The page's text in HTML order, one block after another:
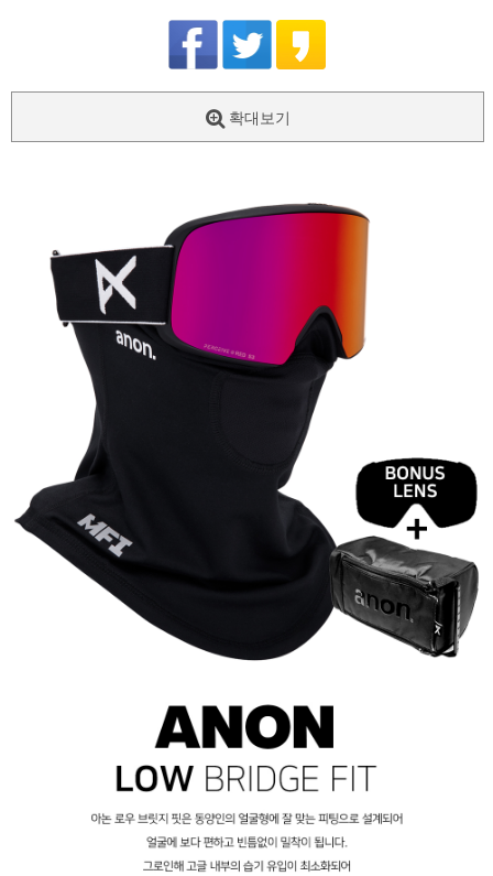
확대보기